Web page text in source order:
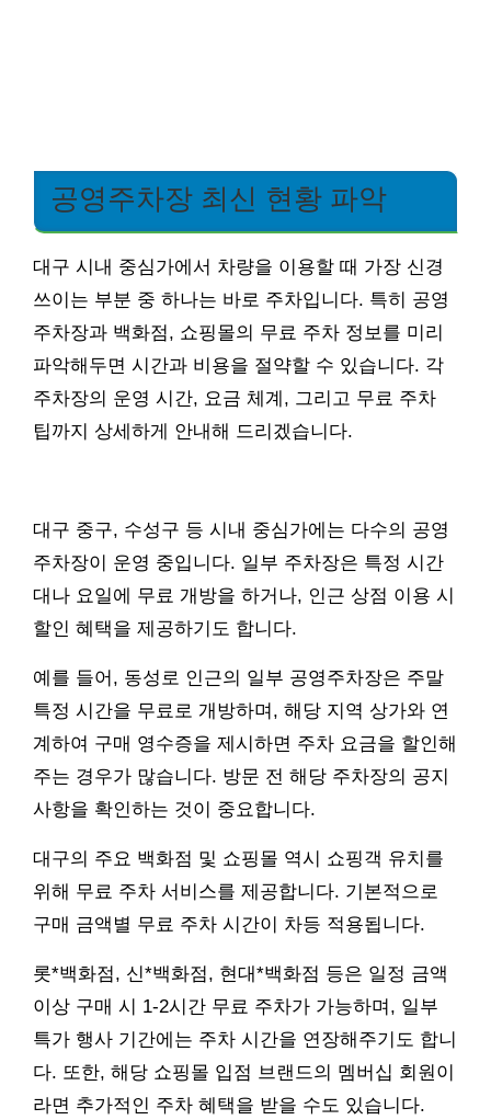
공영주차장 최신 현황 파악
대구 시내 중심가에서 차량을 이용할 때 가장 신경
쓰이는 부분 중 하나는 바로 주차입니다. 특히 공영
주차장과 백화점, 쇼핑몰의 무료 주차 정보를 미리
파악해두면 시간과 비용을 절약할 수 있습니다. 각
주차장의 운영 시간, 요금 체계, 그리고 무료 주차
팁까지 상세하게 안내해 드리겠습니다.
대구 중구, 수성구 등 시내 중심가에는 다수의 공영
주차장이 운영 중입니다. 일부 주차장은 특정 시간
대나 요일에 무료 개방을 하거나, 인근 상점 이용 시
할인 혜택을 제공하기도 합니다.
예를 들어, 동성로 인근의 일부 공영주차장은 주말
특정 시간을 무료로 개방하며, 해당 지역 상가와 연
계하여 구매 영수증을 제시하면 주차 요금을 할인해
주는 경우가 많습니다. 방문 전 해당 주차장의 공지
사항을 확인하는 것이 중요합니다.
대구의 주요 백화점 및 쇼핑몰 역시 쇼핑객 유치를
위해 무료 주차 서비스를 제공합니다. 기본적으로
구매 금액별 무료 주차 시간이 차등 적용됩니다.
롯*백화점, 신*백화점, 현대*백화점 등은 일정 금액
이상 구매 시 1-2시간 무료 주차가 가능하며, 일부
특가 행사 기간에는 주차 시간을 연장해주기도 합니
다. 또한, 해당 쇼핑몰 입점 브랜드의 멤버십 회원이
라면 추가적인 주차 혜택을 받을 수도 있습니다.